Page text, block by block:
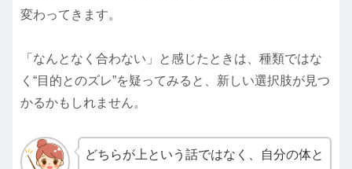
変わってきます。
「なんとなく合わない」と感じたときは、種類ではな
く“目的とのズレ”を疑ってみると、新しい選択肢が見つ
かるかもしれません。
どちらが上という話ではなく、自分の体と